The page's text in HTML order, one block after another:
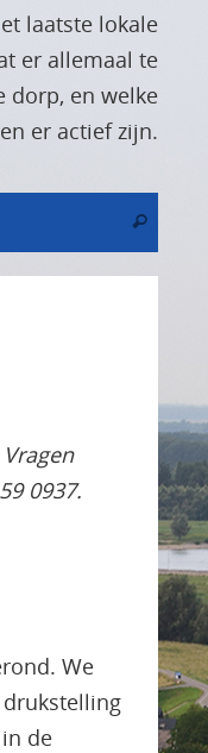
laatste lokale
er allemaal te
dorp, en welke
er actief zijn.
Zoeken
0937.
We
de